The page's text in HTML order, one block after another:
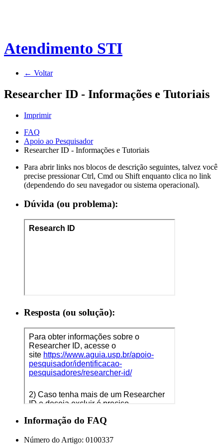
Atendimento STI
← Voltar
Researcher ID - Informações e Tutoriais
Imprimir
FAQ
Apoio ao Pesquisador
Researcher ID - Informações e Tutoriais
Para abrir links nos blocos de descrição seguintes, talvez você
precise pressionar Ctrl, Cmd ou Shift enquanto clica no link
(dependendo do seu navegador ou sistema operacional).
Dúvida (ou problema):
Resposta (ou solução):
Informação do FAQ
Número do Artigo: 0100337